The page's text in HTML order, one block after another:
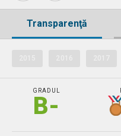
Transparenţă
GRADUL
B-